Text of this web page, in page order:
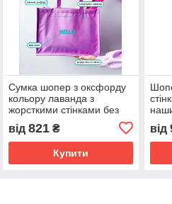
Сумка шопер з оксфорду
кольору лаванда з
жорсткими стінками без
друку Розмір: 40cм х 30см
х 12см
від 821₴
Купити
від